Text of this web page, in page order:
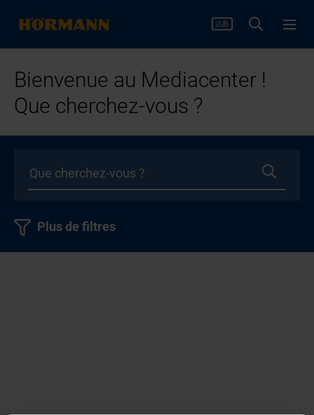
Bienvenue au Mediacenter !
Que cherchez-vous ?
Plus de filtres